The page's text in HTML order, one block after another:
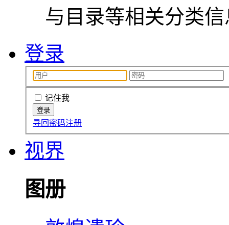
与目录等相关分类
登录
记住我
寻回密码注册
视界
图册